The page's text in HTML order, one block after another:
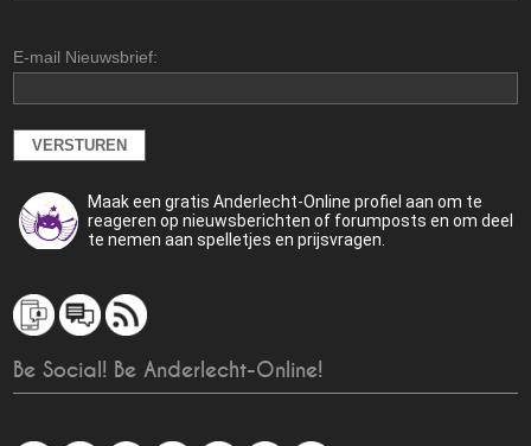
E-mail Nieuwsbrief:
Maak een gratis Anderlecht-Online profiel aan om te
reageren op nieuwsberichten of forumposts en om deel
te nemen aan spelletjes en prijsvragen.
Be Social! Be Anderlecht-Online!